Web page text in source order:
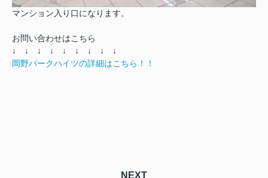
マンション入り口になります。
お問い合わせはこちら
↓ ↓ ↓ ↓ ↓ ↓ ↓ ↓ ↓
岡野パークハイツの詳細はこちら！！
NEXT